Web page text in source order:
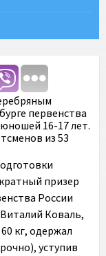
первенства
16-17 лет.
из 53
призер
России
Коваль,
кг, одержал
уступив